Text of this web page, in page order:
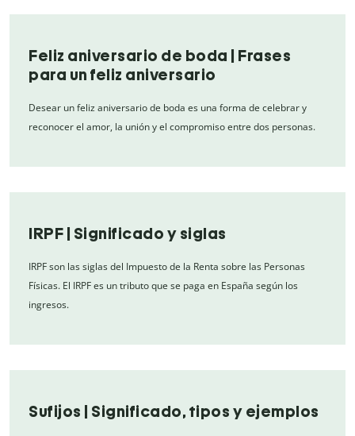
Feliz aniversario de boda | Frases
para un feliz aniversario
Desear un feliz aniversario de boda es una forma de celebrar y
reconocer el amor, la unión y el compromiso entre dos personas.
IRPF | Significado y siglas
IRPF son las siglas del Impuesto de la Renta sobre las Personas
Físicas. El IRPF es un tributo que se paga en España según los
ingresos.
Sufijos | Significado, tipos y ejemplos